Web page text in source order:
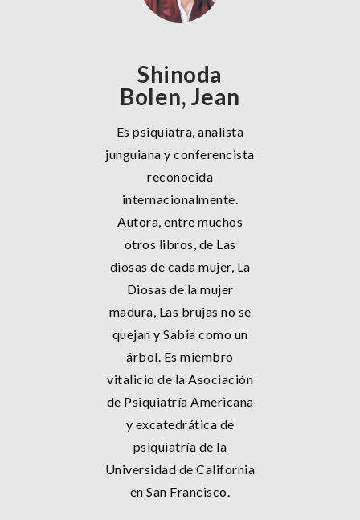
Shinoda
Bolen, Jean
Es psiquiatra, analista
junguiana y conferencista
reconocida
internacionalmente.
Autora, entre muchos
otros libros, de Las
diosas de cada mujer, La
Diosas de la mujer
madura, Las brujas no se
quejan y Sabia como un
árbol. Es miembro
vitalicio de la Asociación
de Psiquiatría Americana
y excatedrática de
psiquiatría de la
Universidad de California
en San Francisco.